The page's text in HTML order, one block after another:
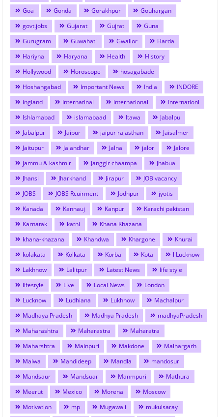
Goa
Gonda Gorakhpur
Gouhargan
govt.jobs
Gujarat Gujrat
Guna
Gurugram
Guwahati Gwalior
Harda
Hariyna
Haryana Health
History
Hollywood
Horoscope
hosagabade
Hoshangabad
Important News India
INDORE
ingland
Internatinal international
Internationl
Ishlamabad
islamabaad Itawa
Jabalpu
Jabalpur
Jaipur jaipur rajasthan
Jaisalmer
Jaitupur
Jalandhar Jalna jalor
Jalore
jammu & kashmir
Janggir chaampa
Jhabua
Jhansi
Jharkhand Jirapur
JOB vacancy
JOBS
JOBS Rcuirment Jodhpur
jyotis
Kanada
Kannauj Kanpur
Karachi pakistan
Karnatak
katni
Khana Khazana
khana-khazana
Khandwa Khargone
Khurai
kolakata
Kolkata Korba Kota
l Lucknow
Lakhnow
Lalitpur Latest News
life style
lifestyle
Live Local News
London
Lucknow
Ludhiana Lukhnow
Machalpur
Madhaya Pradesh
Madhya Pradesh
madhyaPradesh
Maharashtra
Maharastra
Maharatra
Maharshtra
Mainpuri Makdone
Malhargarh
Malwa
Mandideep Mandla
mandosur
Mandsaur
Mandsuar Manmpuri
Mathura
Meerut
Mexico Morena
Moscow
Motivation
mp Mugawali
mukulsaray